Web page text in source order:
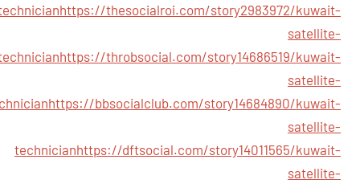
https://thesocialroi.com/story2983972/kuwait-
satellite-
https://throbsocial.com/story14686519/kuwait-
satellite-
https://bbsocialclub.com/story14684890/kuwait-
satellite-
technicianhttps://dftsocial.com/story14011565/kuwait-
satellite-